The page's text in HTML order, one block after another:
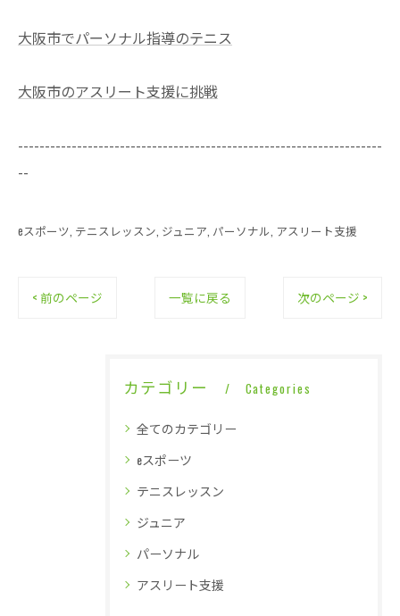
大阪市でパーソナル指導のテニス
大阪市のアスリート支援に挑戦
--------------------------------------------------------------------
--
eスポーツ テニスレッスン ジュニア パーソナル アスリート支援
< 前のページ 一覧に戻る 次のページ >
カテゴリー Categories
全てのカテゴリー
eスポーツ
テニスレッスン
ジュニア
パーソナル
アスリート支援